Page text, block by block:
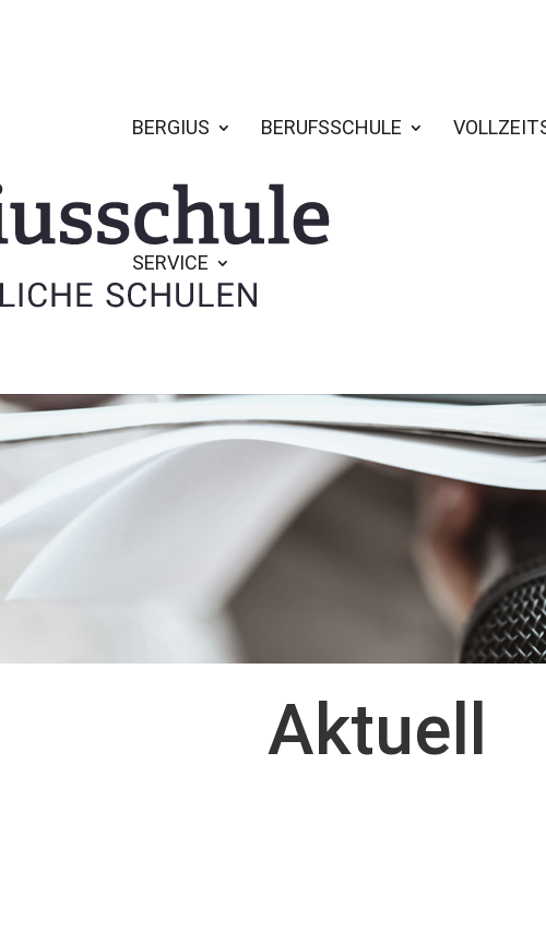
BERGIUS BERUFSSCHULE
SERVICE
Aktuell